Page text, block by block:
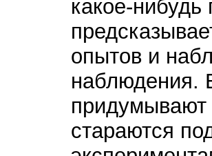
какое-нибудь
опытов и
наблюдения.
придумывают
стараются